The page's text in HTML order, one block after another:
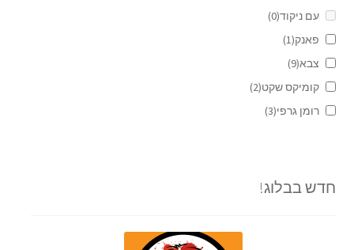
עם ניקוד(0)
פאנק(1)
צבא(9)
קומיקס שקט(2)
רומן גרפי(3)
חדש בבלוג!